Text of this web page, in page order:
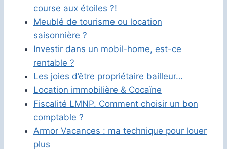
course aux étoiles ?!
Meublé de tourisme ou location
saisonnière ?
Investir dans un mobil-home, est-ce
rentable ?
Les joies d’être propriétaire bailleur…
Location immobilière & Cocaïne
Fiscalité LMNP. Comment choisir un bon
comptable ?
Armor Vacances : ma technique pour louer
plus